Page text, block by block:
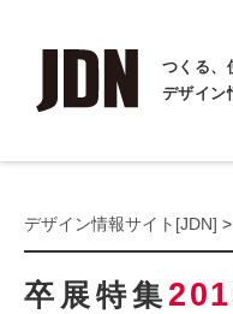
つくる、
デザイン
デザイン情報サイト[JDN] >
卒展特集